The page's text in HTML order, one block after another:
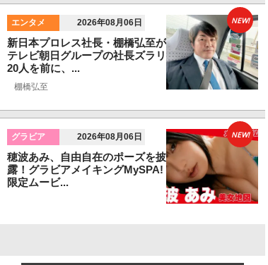
エンタメ 2026年08月06日
新日本プロレス社長・棚橋弘至が
テレビ朝日グループの社長ズラリ
20人を前に、...
棚橋弘至
NEW!
グラビア 2026年08月06日
穂波あみ、自由自在のポーズを披
露！グラビアメイキングMySPA!
限定ムービ...
NEW!